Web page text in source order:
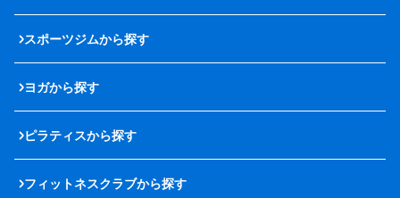
スポーツジムから探す
ヨガから探す
ピラティスから探す
フィットネスクラブから探す